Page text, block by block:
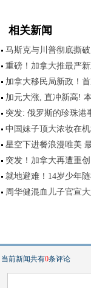
相关新闻
马斯克与川普彻底撕
重磅！加拿大推最严
加拿大移民局新政！
加元大涨, 直冲新高!
突发: 俄罗斯的珍珠港
中国妹子顶大浓妆在
星空下进餐浪漫唯美
突发！加拿大再遭重
就地避难！14岁少年
周华健混血儿子官宣
当前新闻共有0条评论